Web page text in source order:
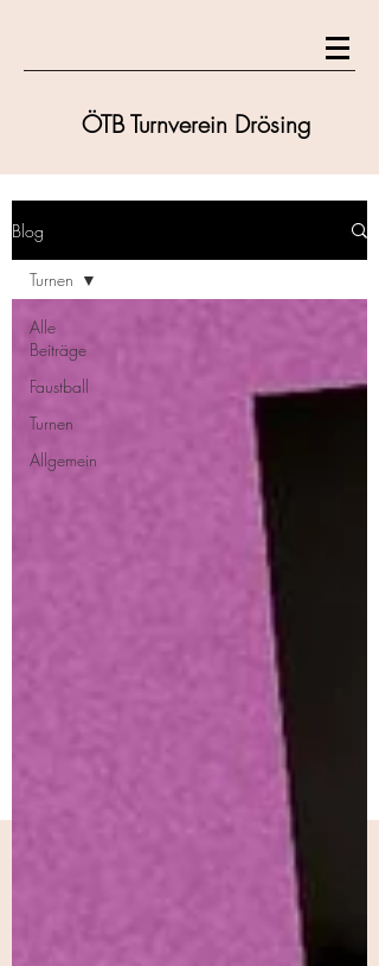
ÖTB Turnverein Drösing
Blog
Alle
Beiträge
Faustball
Turnen
Allgemein
Turnen